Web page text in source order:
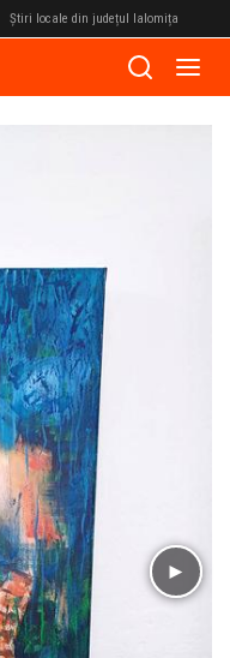
Știri locale din județul Ialomița